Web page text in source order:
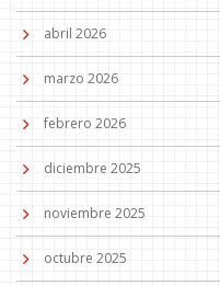
abril 2026
marzo 2026
febrero 2026
diciembre 2025
noviembre 2025
octubre 2025